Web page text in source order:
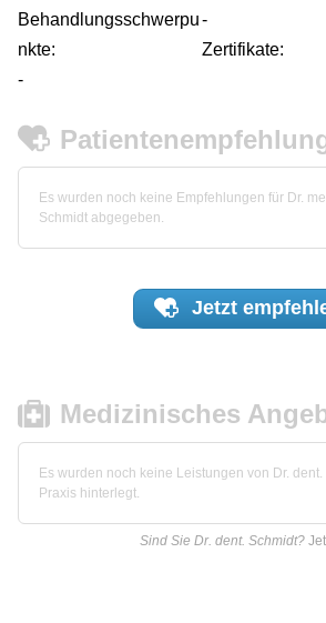
Behandlungsschwerpu
nkte:
-
Zertifikate:
-
Es wurden noch keine Empfehlungen für Dr.
Schmidt abgegeben.
Jetzt
Medizinisches
Es wurden noch keine Leistungen von Dr.
Praxis hinterlegt.
Sind Sie Dr. dent. Schmidt?